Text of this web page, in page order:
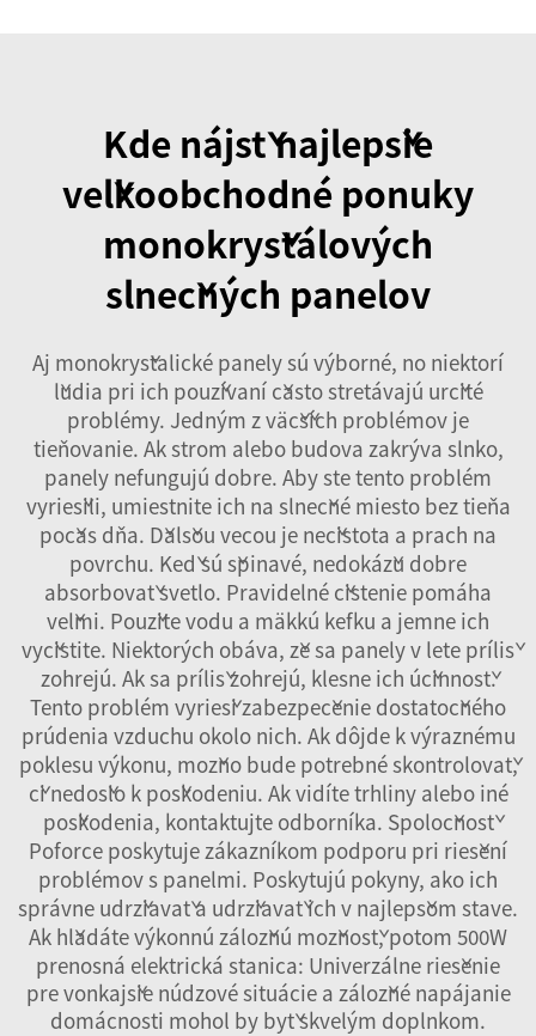
Kde nájsť najlepšie
veľkoobchodné ponuky
monokryštálových
slnečných panelov
Aj monokryštalické panely sú výborné, no niektorí
ľudia pri ich používaní často stretávajú určité
problémy. Jedným z väčších problémov je
tieňovanie. Ak strom alebo budova zakrýva slnko,
panely nefungujú dobre. Aby ste tento problém
vyriešili, umiestnite ich na slnečné miesto bez tieňa
počas dňa. Ďalšou vecou je nečistota a prach na
povrchu. Keď sú špinavé, nedokážu dobre
absorbovať svetlo. Pravidelné čistenie pomáha
veľmi. Použite vodu a mäkkú kefku a jemne ich
vyčistite. Niektorých obáva, že sa panely v lete príliš
zohrejú. Ak sa príliš zohrejú, klesne ich účinnosť.
Tento problém vyrieši zabezpečenie dostatočného
prúdenia vzduchu okolo nich. Ak dôjde k výraznému
poklesu výkonu, možno bude potrebné skontrolovať,
či nedošlo k poškodeniu. Ak vidíte trhliny alebo iné
poškodenia, kontaktujte odborníka. Spoločnosť
Poforce poskytuje zákazníkom podporu pri riešení
problémov s panelmi. Poskytujú pokyny, ako ich
správne udržiavať a udržiavať ich v najlepšom stave.
Ak hľadáte výkonnú záložnú možnosť, potom 500W
prenosná elektrická stanica: Univerzálne riešenie
pre vonkajšie núdzové situácie a záložné napájanie
domácnosti mohol by byť skvelým doplnkom.